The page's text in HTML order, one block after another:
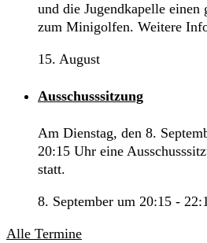
und die Jugendkapelle einen
zum Minigolfen. Weitere
15. August
Ausschusssitzung
Am Dienstag, den 8.
20:15 Uhr eine
statt.
8. September um 20:15 -
Alle Termine